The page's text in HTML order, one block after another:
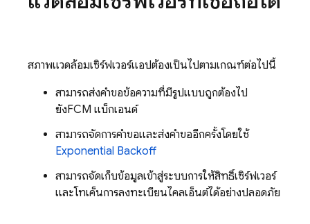
สภาพแวดล้อมเซิร์ฟเวอร์แอปต้องเป็นไปตามเกณฑ์ต่อไปนี้
สามารถส่งคำขอข้อความที่มีรูปแบบถูกต้องไป
ยังFCM แบ็กเอนด์
สามารถจัดการคำขอและส่งคำขออีกครั้งโดยใช้
Exponential Backoff
สามารถจัดเก็บข้อมูลเข้าสู่ระบบการให้สิทธิ์เซิร์ฟเวอร์
และโทเค็นการลงทะเบียนไคลเอ็นต์ได้อย่างปลอดภัย